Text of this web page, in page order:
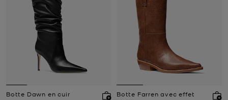
Botte Dawn en cuir
Botte Farren avec effet